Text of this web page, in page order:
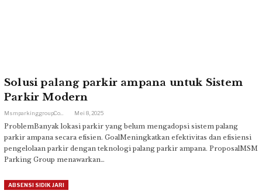
Solusi palang parkir ampana untuk Sistem
Parkir Modern
Mei 8, 2025
ProblemBanyak lokasi parkir yang belum mengadopsi sistem palang
parkir ampana secara efisien. GoalMeningkatkan efektivitas dan efisiensi
pengelolaan parkir dengan teknologi palang parkir ampana. ProposalMSM
Parking Group menawarkan…
ABSENSI SIDIK JARI